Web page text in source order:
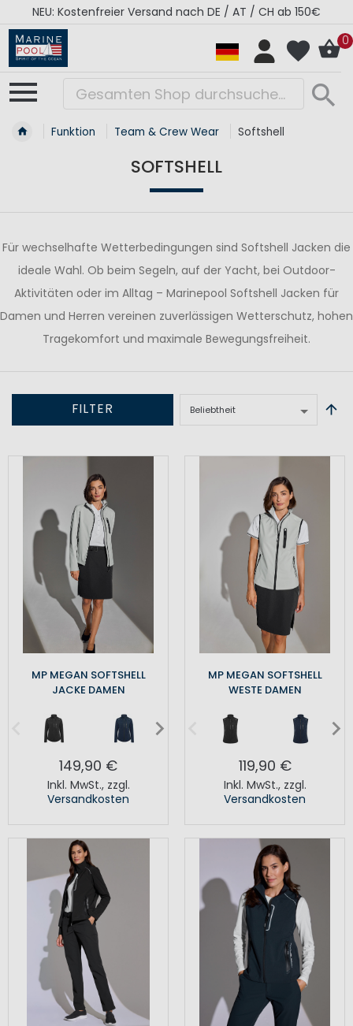
RÉGATES ROYALES Kollektion - Super Sale
0
Funktion Team & Crew Wear Softshell
SOFTSHELL
Für wechselhafte Wetterbedingungen sind Softshell Jacken die
ideale Wahl. Ob beim Segeln, auf der Yacht, bei Outdoor-
Aktivitäten oder im Alltag – Marinepool Softshell Jacken für
Damen und Herren vereinen zuverlässigen Wetterschutz, hohen
Tragekomfort und maximale Bewegungsfreiheit.
FILTER
MP MEGAN SOFTSHELL
JACKE DAMEN
149,90 €
Inkl. MwSt., zzgl.
Versandkosten
MP MEGAN SOFTSHELL
WESTE DAMEN
119,90 €
Inkl. MwSt., zzgl.
Versandkosten